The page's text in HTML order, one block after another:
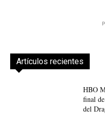
Artículos recientes
HBO
final
del